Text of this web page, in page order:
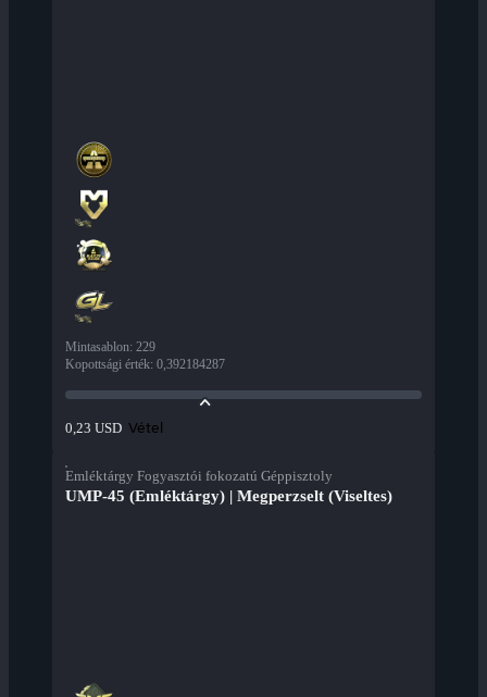
Mintasablon: 229
Kopottsági érték: 0,392184287
0,23 USD Vétel
Emléktárgy Fogyasztói fokozatú Géppisztoly
UMP-45 (Emléktárgy) | Megperzselt (Viseltes)